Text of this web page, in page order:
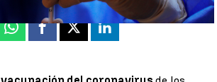
Whatsapp
Facebook
X Linkedin